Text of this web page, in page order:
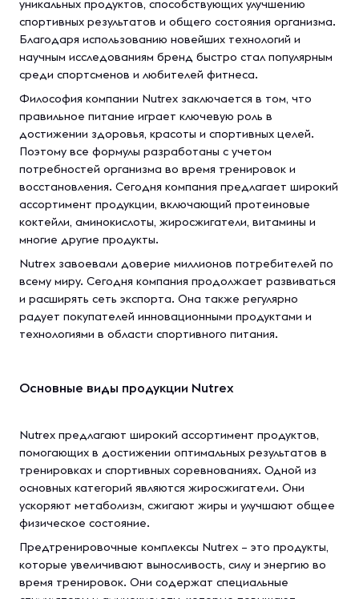
уникальных продуктов, способствующих улучшению
спортивных результатов и общего состояния организма.
Благодаря использованию новейших технологий и
научным исследованиям бренд быстро стал популярным
среди спортсменов и любителей фитнеса.
Философия компании Nutrex заключается в том, что
правильное питание играет ключевую роль в
достижении здоровья, красоты и спортивных целей.
Поэтому все формулы разработаны с учетом
потребностей организма во время тренировок и
восстановления. Сегодня компания предлагает широкий
ассортимент продукции, включающий протеиновые
коктейли, аминокислоты, жиросжигатели, витамины и
многие другие продукты.
Nutrex завоевали доверие миллионов потребителей по
всему миру. Сегодня компания продолжает развиваться
и расширять сеть экспорта. Она также регулярно
радует покупателей инновационными продуктами и
технологиями в области спортивного питания.
Основные виды продукции Nutrex
Nutrex предлагают широкий ассортимент продуктов,
помогающих в достижении оптимальных результатов в
тренировках и спортивных соревнованиях. Одной из
основных категорий являются жиросжигатели. Они
ускоряют метаболизм, сжигают жиры и улучшают общее
физическое состояние.
Предтренировочные комплексы Nutrex – это продукты,
которые увеличивают выносливость, силу и энергию во
время тренировок. Они содержат специальные